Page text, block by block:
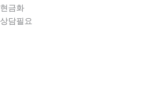
현금화
상담필요